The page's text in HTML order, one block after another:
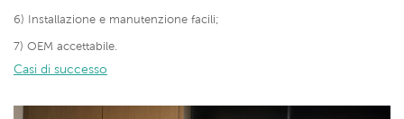
6) Installazione e manutenzione facili;
7) OEM accettabile.
Casi di successo